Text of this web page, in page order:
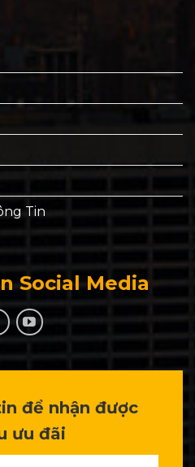
Tin
Social Media
để nhận được
ưu đãi